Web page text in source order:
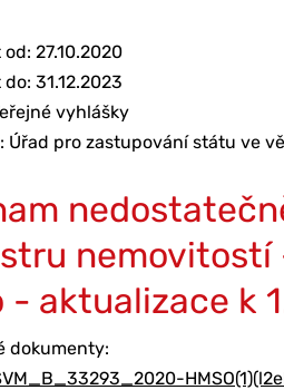
27.10.2020
31.12.2023
vyhlášky
Úřad pro zastupování státu ve
nemovitostí
- aktualizace k
dokumenty: